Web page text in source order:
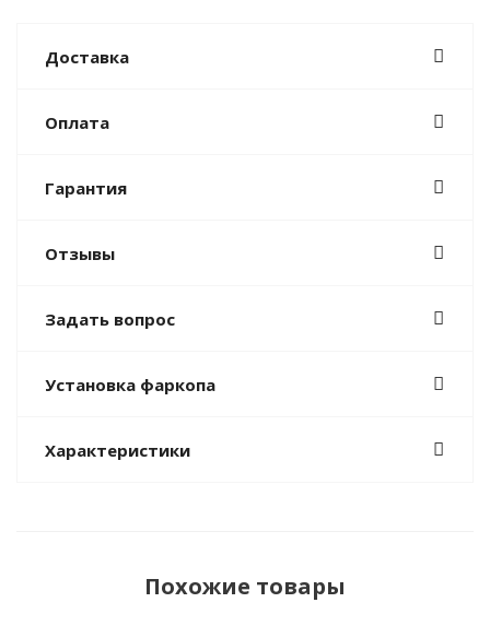
Доставка
Оплата
Гарантия
Отзывы
Задать вопрос
Установка фаркопа
Характеристики
Похожие товары